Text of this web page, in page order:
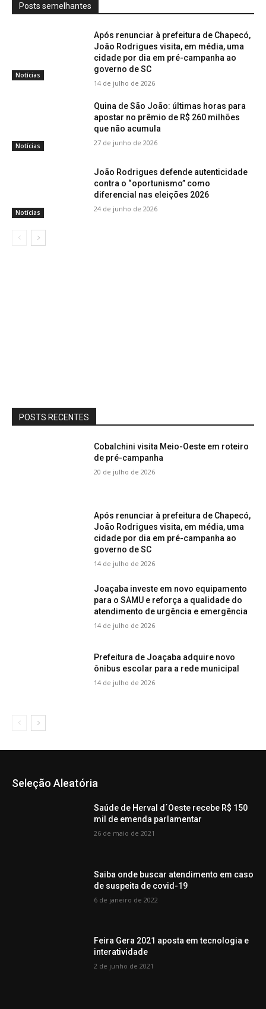
Posts semelhantes
Notícias
Após renunciar à prefeitura de Chapecó,
João Rodrigues visita, em média, uma
cidade por dia em pré-campanha ao
governo de SC
14 de julho de 2026
Notícias
Quina de São João: últimas horas para
apostar no prêmio de R$ 260 milhões
que não acumula
27 de junho de 2026
Notícias
João Rodrigues defende autenticidade
contra o “oportunismo” como
diferencial nas eleições 2026
24 de junho de 2026
POSTS RECENTES
Cobalchini visita Meio-Oeste em roteiro
de pré-campanha
20 de julho de 2026
Após renunciar à prefeitura de Chapecó,
João Rodrigues visita, em média, uma
cidade por dia em pré-campanha ao
governo de SC
14 de julho de 2026
Joaçaba investe em novo equipamento
para o SAMU e reforça a qualidade do
atendimento de urgência e emergência
14 de julho de 2026
Prefeitura de Joaçaba adquire novo
ônibus escolar para a rede municipal
14 de julho de 2026
Seleção Aleatória
Saúde de Herval d´Oeste recebe R$ 150
mil de emenda parlamentar
26 de maio de 2021
Saiba onde buscar atendimento em caso
de suspeita de covid-19
6 de janeiro de 2022
Feira Gera 2021 aposta em tecnologia e
interatividade
2 de junho de 2021